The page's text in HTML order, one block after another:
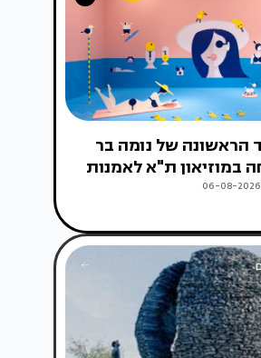
הראשונה של נומה בר
במוזיאון ת"א לאמנות
06-08-2026